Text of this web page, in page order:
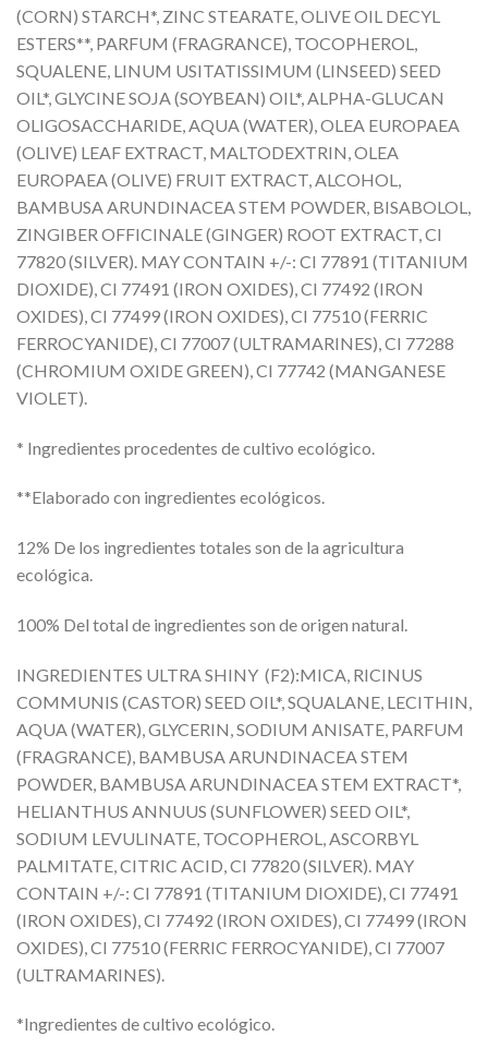
(CORN) STARCH*, ZINC STEARATE, OLIVE OIL DECYL
ESTERS**, PARFUM (FRAGRANCE), TOCOPHEROL,
SQUALENE, LINUM USITATISSIMUM (LINSEED) SEED
OIL*, GLYCINE SOJA (SOYBEAN) OIL*, ALPHA-GLUCAN
OLIGOSACCHARIDE, AQUA (WATER), OLEA EUROPAEA
(OLIVE) LEAF EXTRACT, MALTODEXTRIN, OLEA
EUROPAEA (OLIVE) FRUIT EXTRACT, ALCOHOL,
BAMBUSA ARUNDINACEA STEM POWDER, BISABOLOL,
ZINGIBER OFFICINALE (GINGER) ROOT EXTRACT, CI
77820 (SILVER). MAY CONTAIN +/-: CI 77891 (TITANIUM
DIOXIDE), CI 77491 (IRON OXIDES), CI 77492 (IRON
OXIDES), CI 77499 (IRON OXIDES), CI 77510 (FERRIC
FERROCYANIDE), CI 77007 (ULTRAMARINES), CI 77288
(CHROMIUM OXIDE GREEN), CI 77742 (MANGANESE
VIOLET).
* Ingredientes procedentes de cultivo ecológico.
**Elaborado con ingredientes ecológicos.
12% De los ingredientes totales son de la agricultura
ecológica.
100% Del total de ingredientes son de origen natural.
INGREDIENTES ULTRA SHINY (F2):MICA, RICINUS
COMMUNIS (CASTOR) SEED OIL*, SQUALANE, LECITHIN,
AQUA (WATER), GLYCERIN, SODIUM ANISATE, PARFUM
(FRAGRANCE), BAMBUSA ARUNDINACEA STEM
POWDER, BAMBUSA ARUNDINACEA STEM EXTRACT*,
HELIANTHUS ANNUUS (SUNFLOWER) SEED OIL*,
SODIUM LEVULINATE, TOCOPHEROL, ASCORBYL
PALMITATE, CITRIC ACID, CI 77820 (SILVER). MAY
CONTAIN +/-: CI 77891 (TITANIUM DIOXIDE), CI 77491
(IRON OXIDES), CI 77492 (IRON OXIDES), CI 77499 (IRON
OXIDES), CI 77510 (FERRIC FERROCYANIDE), CI 77007
(ULTRAMARINES).
*Ingredientes de cultivo ecológico.